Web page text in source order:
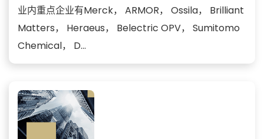
业内重点企业有Merck， ARMOR， Ossila， Brilliant
Matters， Heraeus， Belectric OPV， Sumitomo
Chemical， D...